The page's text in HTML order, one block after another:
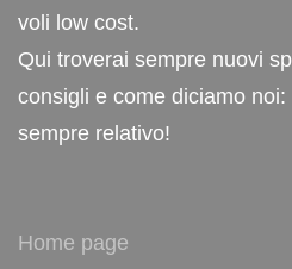
voli low cost.
Qui troverai sempre nuovi
consigli e come diciamo
sempre relativo!
Home page